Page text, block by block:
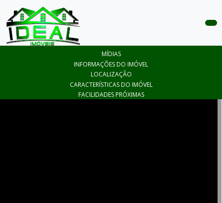
COMPRAR
LANÇAMENTOS
MÍDIAS
INFORMAÇÕES DO IMÓVEL
LOCALIZAÇÃO
CARACTERÍSTICAS DO IMÓVEL
FACILIDADES PRÓXIMAS